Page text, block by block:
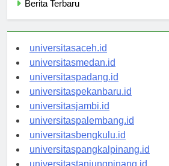
universitasaceh.id
universitasmedan.id
universitaspadang.id
universitaspekanbaru.id
universitasjambi.id
universitaspalembang.id
universitasbengkulu.id
universitaspangkalpinang.id